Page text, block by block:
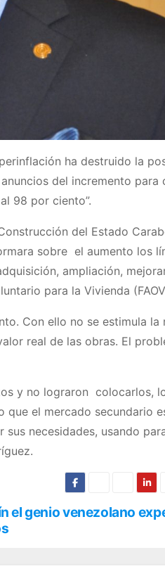
ha destruido la
del incremento para
98 por ciento”.
del Estado
sobre el aumento los
ampliación,
para la Vivienda
Con ello no se estimula la
real de las obras. El
y no lograron colocarlos,
el mercado secundario
necesidades, usando
el genio venezolano